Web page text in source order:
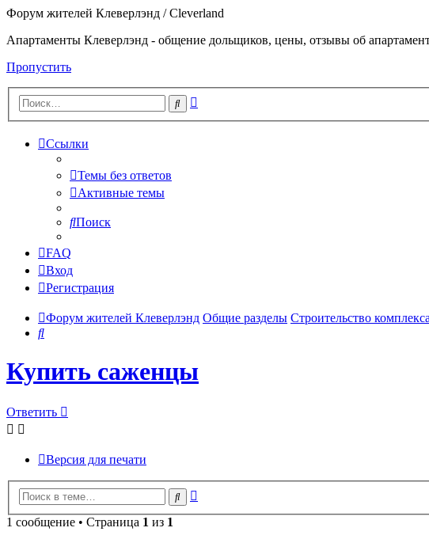
Форум жителей Клеверлэнд / Cleverland
Апартаменты Клеверлэнд - общение дольщиков, цены, отзывы об
Пропустить
Поиск
Ссылки
Темы без ответов
Активные темы
Поиск
FAQ
Вход
Регистрация
Форум жителей Клеверлэнд Общие разделы Строительство комплекса
Поиск
Купить саженцы
Ответить
Версия для печати
Поиск
1 сообщение • Страница 1 из 1